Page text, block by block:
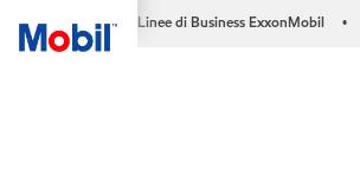
Linee di Business ExxonMobil •